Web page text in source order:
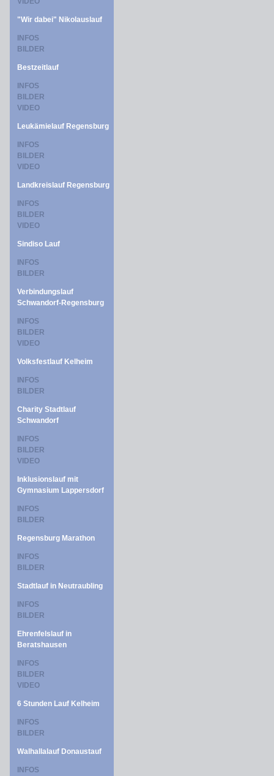
"Wir dabei" Nikolauslauf
INFOS
BILDER
Bestzeitlauf
INFOS
BILDER
VIDEO
Leukämielauf Regensburg
INFOS
BILDER
VIDEO
Landkreislauf Regensburg
INFOS
BILDER
VIDEO
Sindiso Lauf
INFOS
BILDER
Verbindungslauf
Schwandorf-Regensburg
INFOS
BILDER
VIDEO
Volksfestlauf Kelheim
INFOS
BILDER
Charity Stadtlauf
Schwandorf
INFOS
BILDER
VIDEO
Inklusionslauf mit
Gymnasium Lappersdorf
INFOS
BILDER
Regensburg Marathon
INFOS
BILDER
Stadtlauf in Neutraubling
INFOS
BILDER
Ehrenfelslauf in
Beratshausen
INFOS
BILDER
VIDEO
6 Stunden Lauf Kelheim
INFOS
BILDER
Walhallalauf Donaustauf
INFOS